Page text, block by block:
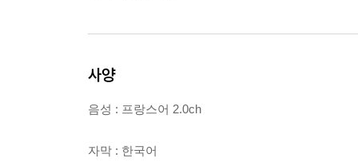
사양
음성 : 프랑스어 2.0ch
자막 : 한국어